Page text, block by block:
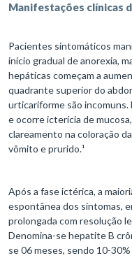
Manifestações clínicas
Pacientes sintomáticos
início gradual de anorexia,
hepáticas começam a
quadrante superior do
urticariforme são incomuns.
e ocorre icterícia de
clareamento na coloração
vômito e prurido.¹
Após a fase ictérica, a
espontânea dos sintomas,
prolongada com resolução
Denomina-se hepatite B
se 06 meses, sendo 10-